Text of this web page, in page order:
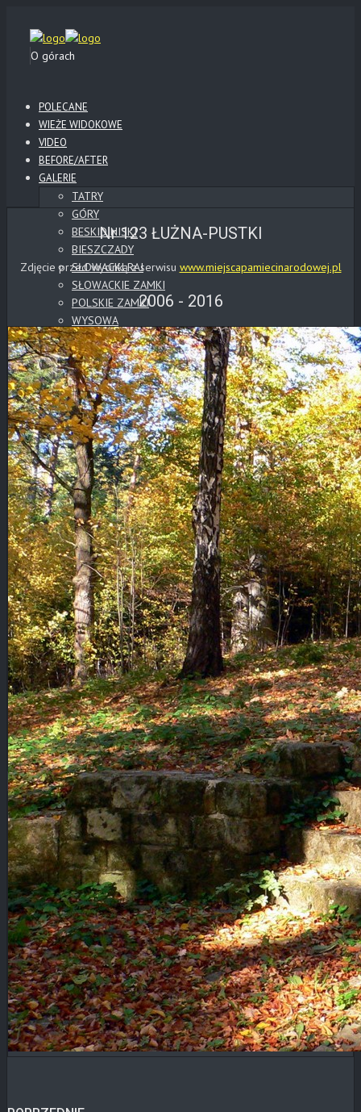
O górach
POLECANE
WIEŻE WIDOKOWE
VIDEO
BEFORE/AFTER
GALERIE
TATRY
GÓRY
BESKID NISKI
BIESZCZADY
SŁOWACKI RAJ
SŁOWACKIE ZAMKI
POLSKIE ZAMKI
WYSOWA
KLIMKÓWKA
LOTY
FAUNA, FLORA
CMENTARZE
POCZTÓWKI
POZOSTAŁE
KOPALNIE ROPY
KOLEJ
NOCNE
WYSOWA
GORLICE
CMENTARZE
POZOSTAŁE
PANORAMY
PANORAMY CYLINDRYCZNE
CMENTARZE
SŁOWACKIE ZAMKI
WYSOWA
BESKID NISKI
GÓRY
TATRY
POZOSTAŁE
Blog
KONTAKT
Nr 123 ŁUŻNA-PUSTKI
Zdjęcie przed wycinką z serwisu www.miejscapamiecinarodowej.pl
2006 - 2016